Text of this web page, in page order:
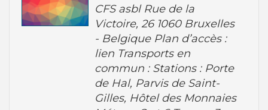
CFS asbl Rue de la
Victoire, 26 1060 Bruxelles
- Belgique Plan d’accès :
lien Transports en
commun : Stations : Porte
de Hal, Parvis de Saint-
Gilles, Hôtel des Monnaies